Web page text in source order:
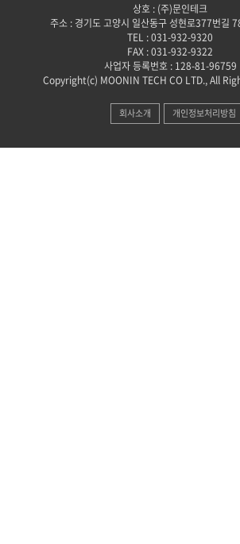
상호 : (주)문인테크
주소 : 경기도 고양시 일산동구 성현로377번길
TEL : 031-932-9320
FAX : 031-932-9322
사업자 등록번호 : 128-81-96759
Copyright(c) MOONIN TECH CO LTD., All
회사소개 개인정보처리방침